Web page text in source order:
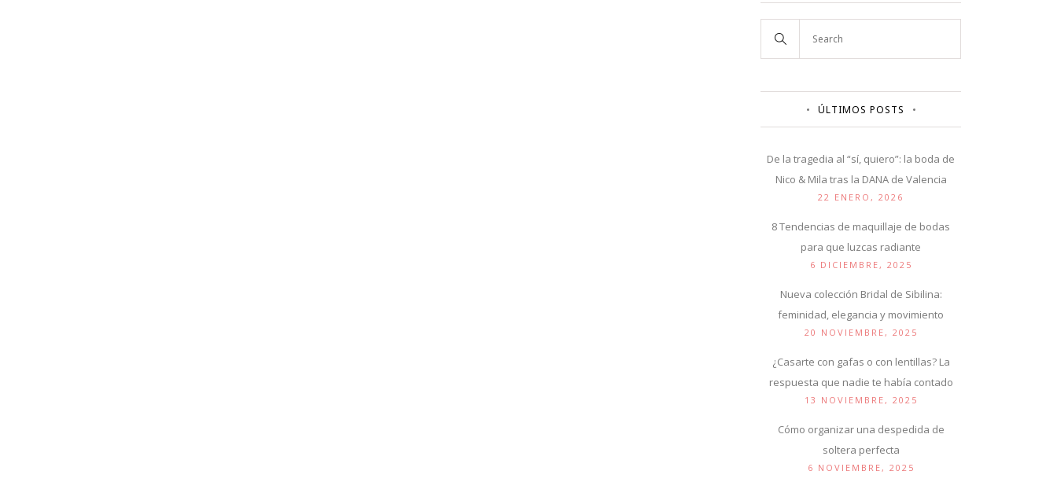
ÚLTIMOS POSTS
De la tragedia al “sí, quiero”: la boda de
Nico & Mila tras la DANA de Valencia
22 ENERO, 2026
8 Tendencias de maquillaje de bodas
para que luzcas radiante
6 DICIEMBRE, 2025
Nueva colección Bridal de Sibilina:
feminidad, elegancia y movimiento
20 NOVIEMBRE, 2025
¿Casarte con gafas o con lentillas? La
respuesta que nadie te había contado
13 NOVIEMBRE, 2025
Cómo organizar una despedida de
soltera perfecta
6 NOVIEMBRE, 2025